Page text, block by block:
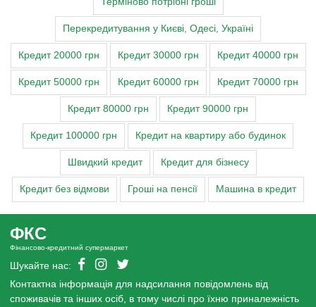
Перекредитування у Києві, Одесі, Україні
Кредит 20000 грн Кредит 30000 грн Кредит 40000 грн
Кредит 50000 грн Кредит 60000 грн Кредит 70000 грн
Кредит 80000 грн Кредит 90000 грн
Кредит 100000 грн Кредит на квартиру або будинок
Швидкий кредит Кредит для бізнесу
Кредит без відмови Гроші на пенсії Машина в кредит
ФКС
Фінансово-кредитний супермаркет
Шукайте нас:
Контактна інформація для надсилання повідомлень від
споживачів та інших осіб, в тому числі про їхню приналежність